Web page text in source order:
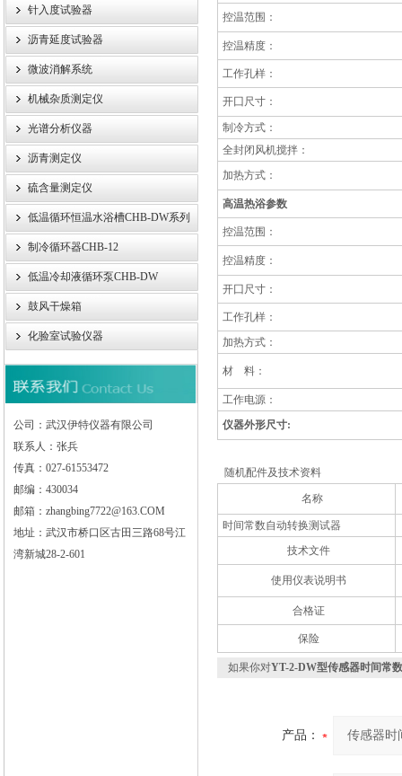
针入度试验器
沥青延度试验器
微波消解系统
机械杂质测定仪
光谱分析仪器
沥青测定仪
硫含量测定仪
低温循环恒温水浴槽CHB-DW系列
制冷循环器CHB-12
低温冷却液循环泵CHB-DW
鼓风干燥箱
化验室试验仪器
公司：武汉伊特仪器有限公司
联系人：张兵
传真：027-61553472
邮编：430034
邮箱：zhangbing7722@163.COM
地址：武汉市桥口区古田三路68号江
湾新城28-2-601
控温范围：
控温精度：
工作孔样：
开囗尺寸：
制冷方式：
全封闭风机搅拌：
加热方式：
高温热浴参数
控温范围：
控温精度：
开囗尺寸：
工作孔样：
加热方式：
材 料：
工作电源：
仪器外形尺寸:
随机配件及技术资料
名称
时间常数自动转换测试器
技术文件
使用仪表说明书
合格证
保险
如果你对YT-2-DW型传感器时间常
产品：